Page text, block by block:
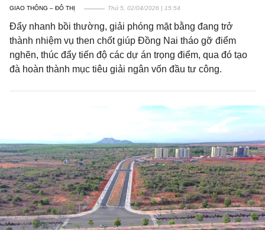
GIAO THÔNG – ĐÔ THỊ Thứ 5, 02/04/2026 | 15:54
Đẩy nhanh bồi thường, giải phóng mặt bằng đang trở
thành nhiệm vụ then chốt giúp Đồng Nai tháo gỡ điểm
nghẽn, thúc đẩy tiến độ các dự án trọng điểm, qua đó tạo
đà hoàn thành mục tiêu giải ngân vốn đầu tư công.